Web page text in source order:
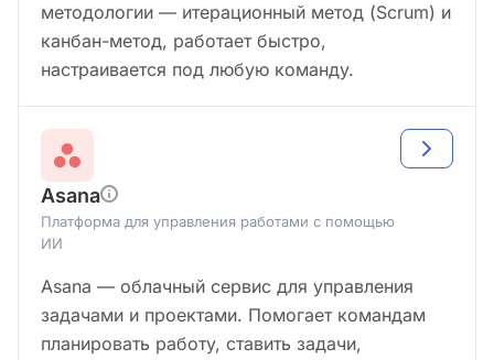
методологии — итерационный метод (Scrum) и
канбан-метод, работает быстро,
настраивается под любую команду.
Asana
Платформа для управления работами с помощью
ИИ
Asana — облачный сервис для управления
задачами и проектами. Помогает командам
планировать работу, ставить задачи,